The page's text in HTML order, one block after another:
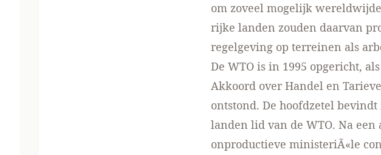
om zoveel mogelijk
rijke landen zouden daarvan
regelgeving op terreinen als
De WTO is in 1995 opgericht,
Akkoord over Handel en
ontstond. De hoofdzetel
landen lid van de WTO. Na
onproductieve ministeriÃ«le